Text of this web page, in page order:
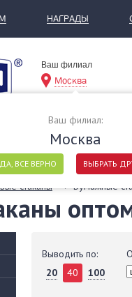
НАГРАДЫ
Ваш филиал
Москва
Ваш филиал:
Москва
ДА, ВСЕ ВЕРНО ВЫБРАТЬ
стаканы Бумажные
Выводить по:
20
40 100